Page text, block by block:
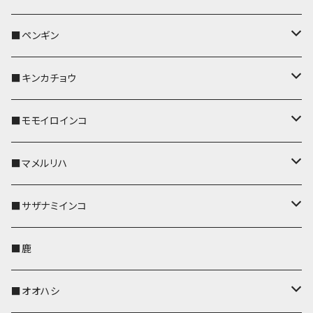
コインケース
メガネケース
ポシェット・バッグ
帆布・デニム
KONBU
Apple Watchバンド
ポーチ
レザートレイ
ペンホルダー
メガネケース
IDカードホルダー
ポシェット・バッグ
帆布・デニム
KONBU
ポーチ
コインケース
AppleWatchバンド
ペットボトルホルダー
リールのみ
ストラップ付
キーケース
名刺入れ・カードケース
ポシェット・バッグ
帆布・デニム
KONBU
ポーチ
コインケース
メガネケース
AppleWatchバンド
リールのみ
ストラップ付
メガネケース
コインケース
IDカードホルダー
ポーチ
ポシェット・バッグ
帆布・デニム
KONBU
キーケース
名刺入れ・カードケース
リール付きストラップ
リールのみ
ストラップ付
IDカードホルダー
メガネケース
コインケース
ポシェット・バッグ
帆布・デニム
KONBU
キーケース
名刺入れ・カードケース
パスケース
IDカードホルダー
リール付きストラップ
リールのみ
ストラップ付
キーケース
メガネケース
コインケース
名刺入れ・カードケース
キーホルダー
リール付きストラップ
リールのみ
ストラップ付
レザートレイ
パスケース
IDカードホルダー
キーケース
メガネケース
キーカバー
キーホルダー
リール付きストラップ
リールのみ
ストラップ付
パスケース
IDカードホルダー
キーケース
メガネケース
■ペンギン
キーカバー
キーホルダー
パスケース
リール付きストラップ
リールのみ
ストラップ付
IDカードホルダー
メガネケース
■キンカチョウ
キーカバー
AppleWatchバンド
キーホルダー・チャーム
パスケース
名刺入れ
■モモイロインコ
キーカバー
キーホルダー
リール付きストラップ
リールのみ
ペットボトルホルダー
■マメルリハ
レザートレイ
キーカバー
キーホルダー
■サザナミインコ
キーカバー
リール付きストラップ
■鹿
■オオハシ